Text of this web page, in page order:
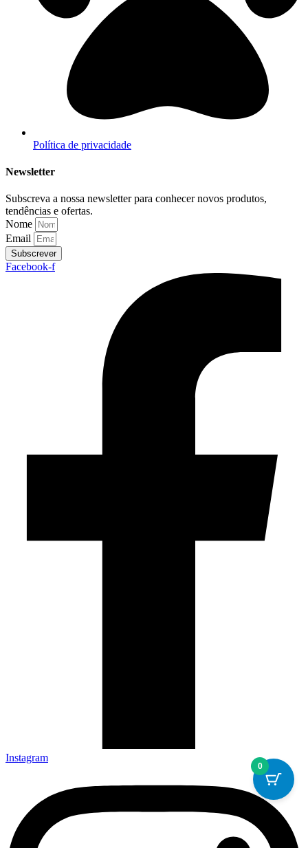
Política de privacidade
Newsletter
Subscreva a nossa newsletter para conhecer novos produtos,
tendências e ofertas.
Nome
Email
Subscrever
Facebook-f
Instagram
0